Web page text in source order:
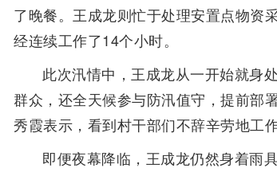
了晚餐。王成龙则忙于处理安置点物资
经连续工作了14个小时。
此次汛情中，王成龙从一开始就身
群众，还全天候参与防汛值守，提前部
秀霞表示，看到村干部们不辞辛劳地工
即便夜幕降临，王成龙仍然身着雨